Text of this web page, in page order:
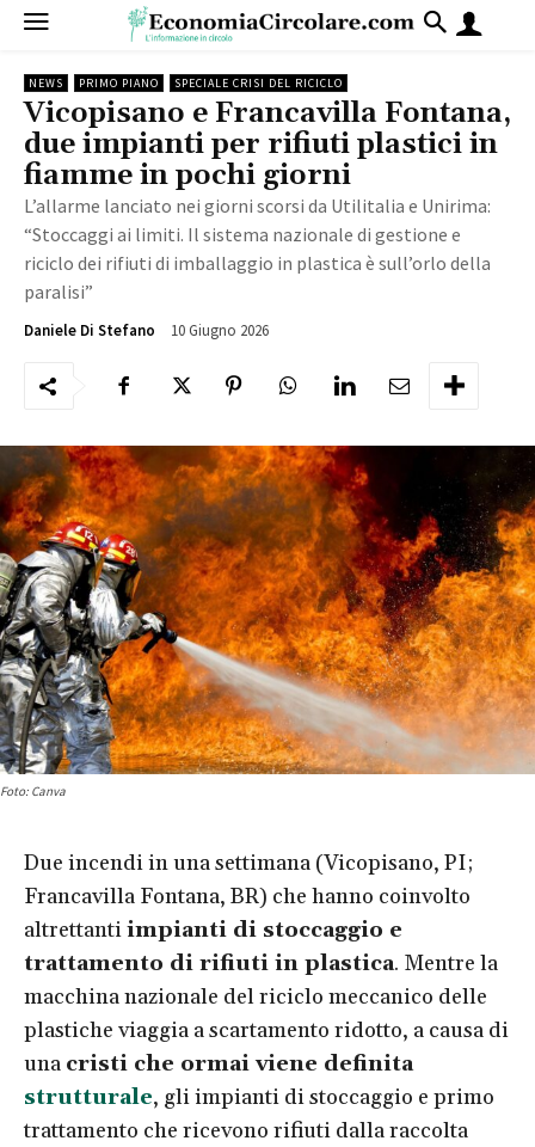
NEWS PRIMO PIANO SPECIALE CRISI DEL RICICLO
Vicopisano e Francavilla Fontana,
due impianti per rifiuti plastici in
fiamme in pochi giorni
L’allarme lanciato nei giorni scorsi da Utilitalia e Unirima:
“Stoccaggi ai limiti. Il sistema nazionale di gestione e
riciclo dei rifiuti di imballaggio in plastica è sull’orlo della
paralisi”
Daniele Di Stefano 10 Giugno 2026
Foto: Canva
Due incendi in una settimana (Vicopisano, PI;
Francavilla Fontana, BR) che hanno coinvolto
altrettantiimpianti di stoccaggio e
trattamento di rifiuti in plastica. Mentre la
macchina nazionale del riciclo meccanico delle
plastiche viaggia a scartamento ridotto, a causa di
una cristi che ormai viene definita
strutturale, gli impianti di stoccaggio e primo
trattamento che ricevono rifiuti dalla raccolta